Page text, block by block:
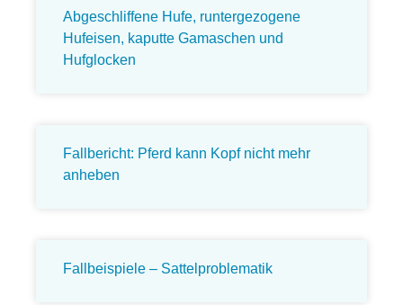
Abgeschliffene Hufe, runtergezogene
Hufeisen, kaputte Gamaschen und
Hufglocken
Fallbericht: Pferd kann Kopf nicht mehr
anheben
Fallbeispiele – Sattelproblematik